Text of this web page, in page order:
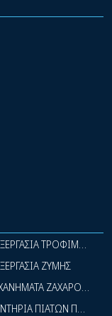
ΤΡΟΦΙΜΩΝ
ΖΥΜΗΣ
ΠΙΑΤΩΝ